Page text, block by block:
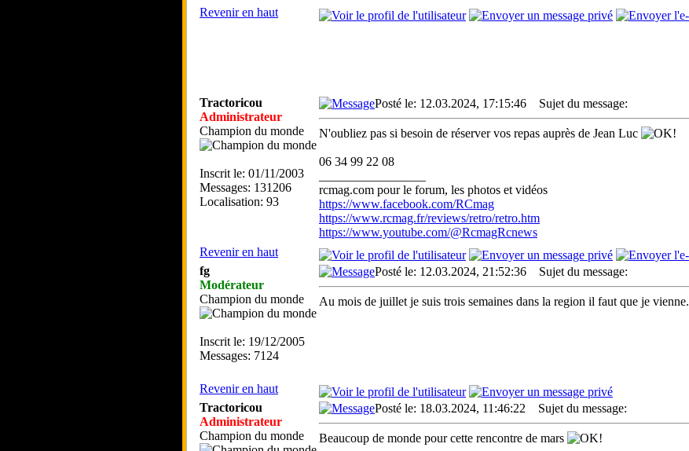
Revenir en haut
Tractoricou
Administrateur
Champion du monde
Inscrit le: 01/11/2003
Messages: 131206
Localisation: 93
Posté le: 12.03.2024, 17:15:46 Sujet du message:
N'oubliez pas si besoin de réserver vos repas auprès de Jean Luc
06 34 99 22 08
rcmag.com pour le forum, les photos et vidéos
https://www.facebook.com/RCmag
https://www.rcmag.fr/reviews/retro/retro.htm
https://www.youtube.com/@RcmagRcnews
Revenir en haut
fg
Modérateur
Champion du monde
Inscrit le: 19/12/2005
Messages: 7124
Posté le: 12.03.2024, 21:52:36 Sujet du message:
Au mois de juillet je suis trois semaines dans la region il faut que je vienne.
Revenir en haut
Tractoricou
Administrateur
Champion du monde
Posté le: 18.03.2024, 11:46:22 Sujet du message:
Beaucoup de monde pour cette rencontre de mars